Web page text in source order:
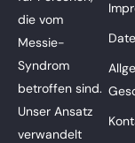
die vom
Messie-
Syndrom
betroffen sind.
Unser Ansatz
verwandelt